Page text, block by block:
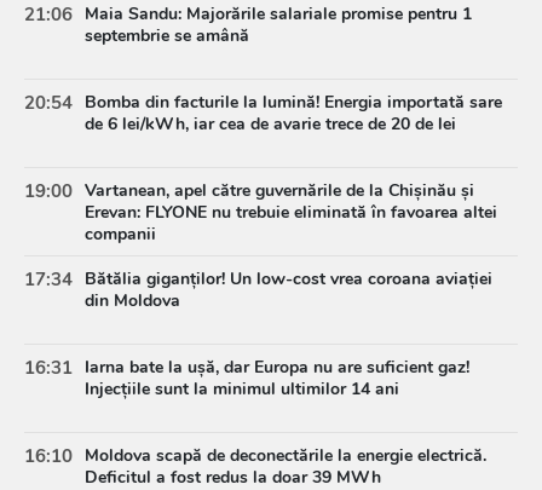
21:06 Maia Sandu: Majorările salariale promise pentru 1
septembrie se amână
20:54 Bomba din facturile la lumină! Energia importată sare
de 6 lei/kWh, iar cea de avarie trece de 20 de lei
19:00 Vartanean, apel către guvernările de la Chișinău și
Erevan: FLYONE nu trebuie eliminată în favoarea altei
companii
17:34 Bătălia giganților! Un low-cost vrea coroana aviației
din Moldova
16:31 Iarna bate la ușă, dar Europa nu are suficient gaz!
Injecțiile sunt la minimul ultimilor 14 ani
16:10 Moldova scapă de deconectările la energie electrică.
Deficitul a fost redus la doar 39 MWh